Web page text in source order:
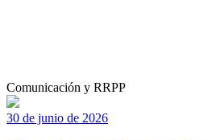
Comunicación y RRPP
30 de junio de 2026